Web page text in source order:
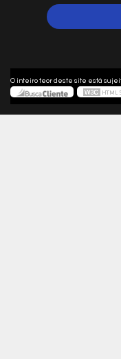
O inteiro teor deste site está